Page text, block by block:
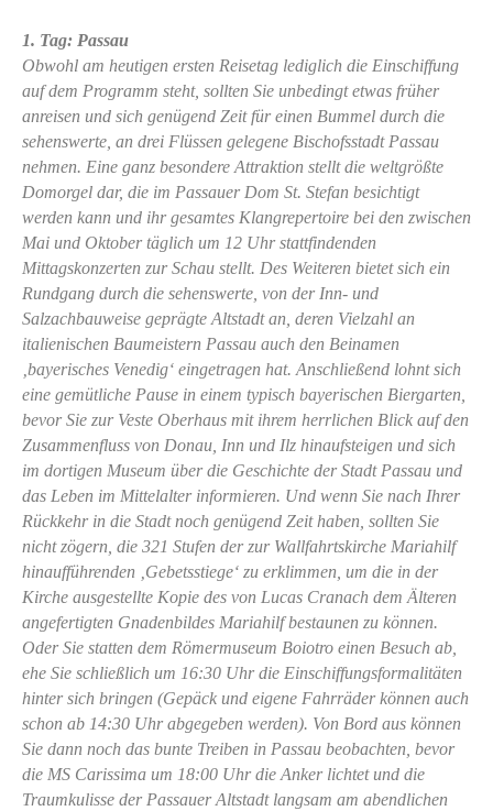
1. Tag: Passau
Obwohl am heutigen ersten Reisetag lediglich die Einschiffung
auf dem Programm steht, sollten Sie unbedingt etwas früher
anreisen und sich genügend Zeit für einen Bummel durch die
sehenswerte, an drei Flüssen gelegene Bischofsstadt Passau
nehmen. Eine ganz besondere Attraktion stellt die weltgrößte
Domorgel dar, die im Passauer Dom St. Stefan besichtigt
werden kann und ihr gesamtes Klangrepertoire bei den zwischen
Mai und Oktober täglich um 12 Uhr stattfindenden
Mittagskonzerten zur Schau stellt. Des Weiteren bietet sich ein
Rundgang durch die sehenswerte, von der Inn- und
Salzachbauweise geprägte Altstadt an, deren Vielzahl an
italienischen Baumeistern Passau auch den Beinamen
‚bayerisches Venedig‘ eingetragen hat. Anschließend lohnt sich
eine gemütliche Pause in einem typisch bayerischen Biergarten,
bevor Sie zur Veste Oberhaus mit ihrem herrlichen Blick auf den
Zusammenfluss von Donau, Inn und Ilz hinaufsteigen und sich
im dortigen Museum über die Geschichte der Stadt Passau und
das Leben im Mittelalter informieren. Und wenn Sie nach Ihrer
Rückkehr in die Stadt noch genügend Zeit haben, sollten Sie
nicht zögern, die 321 Stufen der zur Wallfahrtskirche Mariahilf
hinaufführenden ‚Gebetsstiege‘ zu erklimmen, um die in der
Kirche ausgestellte Kopie des von Lucas Cranach dem Älteren
angefertigten Gnadenbildes Mariahilf bestaunen zu können.
Oder Sie statten dem Römermuseum Boiotro einen Besuch ab,
ehe Sie schließlich um 16:30 Uhr die Einschiffungsformalitäten
hinter sich bringen (Gepäck und eigene Fahrräder können auch
schon ab 14:30 Uhr abgegeben werden). Von Bord aus können
Sie dann noch das bunte Treiben in Passau beobachten, bevor
die MS Carissima um 18:00 Uhr die Anker lichtet und die
Traumkulisse der Passauer Altstadt langsam am abendlichen